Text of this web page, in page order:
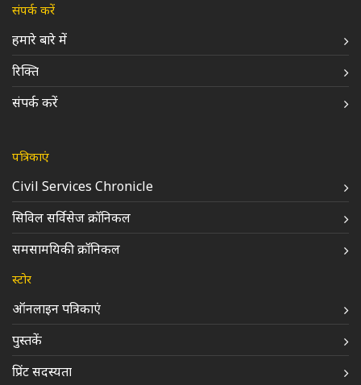
संपर्क करें
हमारे बारे में
रिक्ति
संपर्क करें
पत्रिकाएं
Civil Services Chronicle
सिविल सर्विसेज क्रॉनिकल
समसामयिकी क्रॉनिकल
स्टोर
ऑनलाइन पत्रिकाएं
पुस्तकें
प्रिंट सदस्यता